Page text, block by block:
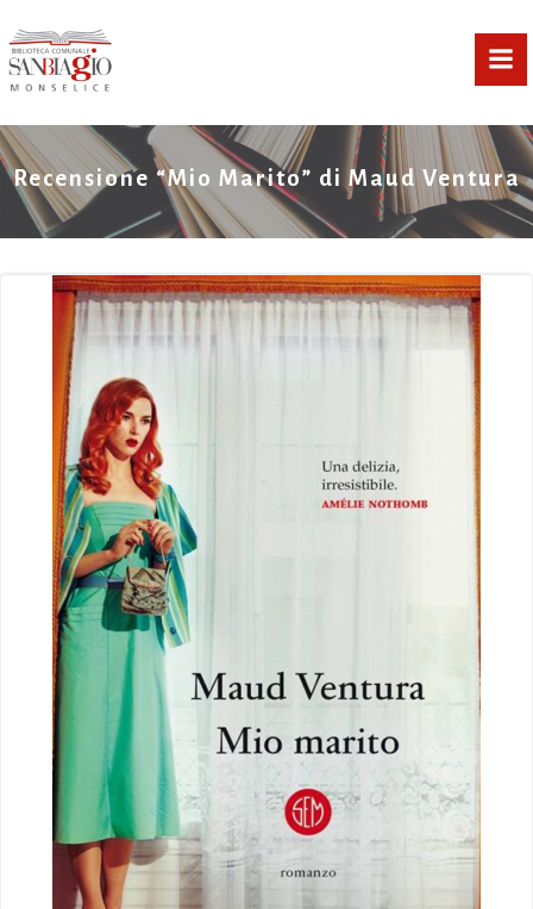
Recensione “Mio Marito” di Maud Ventura